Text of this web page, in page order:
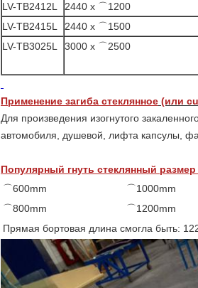
LV-TB2412L
2440 x ⌒1200
LV-TB2415L
2440 x ⌒1500
LV-TB3025L
3000 x ⌒2500
Применение загиба стеклянное (или
Для произведения изогнутого
автомобиля, душевой, лифта капсулы,
Популярный гнуть стеклянный
⌒600mm
⌒1000mm
⌒800mm
⌒1200mm
Прямая бортовая длина смогла быть: